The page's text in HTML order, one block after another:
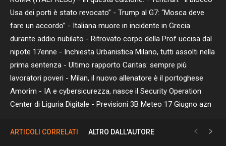
Usa dei porti è stato revocato” - Trump al G7: “Mosca deve
fare un accordo” - Italiana muore in incidente in Grecia
durante addio nubilato - Ritrovato corpo della Prof uccisa dal
nipote 17enne - Inchiesta Urbanistica Milano, tutti assolti nella
prima sentenza - Ultimo rapporto Caritas: sempre più
lavoratori poveri - Milan, il nuovo allenatore è il portoghese
Amorim - IA e cybersicurezza, nasce il Security Operation
Center di Liguria Digitale - Previsioni 3B Meteo 17 Giugno azn
ARTICOLI CORRELATI ALTRO DALL'AUTORE